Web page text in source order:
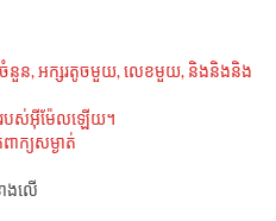
ចំនួន, អក្សរតូចមួយ, លេខមួយ, និងនិងនិង
របស់អ៊ីម៉ែលឡើយ។
ាក្យសម្ងាត់
ងលើ